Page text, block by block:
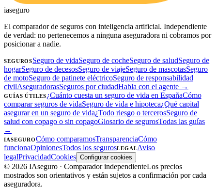
iaseguro
El comparador de seguros con inteligencia artificial. Independiente
de verdad: no pertenecemos a ninguna aseguradora ni cobramos por
posicionar a nadie.
SEGUROSSeguro de vidaSeguro de cocheSeguro de saludSeguro de
hogarSeguro de decesosSeguro de viajeSeguro de mascotasSeguro
de motoSeguro de patinete eléctricoSeguro de responsabilidad
civilAseguradorasSeguros por ciudadHabla con el agente →
GUÍAS ÚTILES¿Cuánto cuesta un seguro de vida en EspañaCómo
comparar seguros de vidaSeguro de vida e hipoteca¿Qué capital
asegurar en un seguro de vida¿Todo riesgo o tercerosSeguro de
salud con copago o sin copagoGlosario de segurosTodas las guías
→
IASEGUROCómo comparamosTransparenciaCómo
funcionaOpinionesTodos los segurosLEGALAviso
legalPrivacidadCookies Configurar cookies
© 2026 IAseguro · Comparador independienteLos precios
mostrados son orientativos y están sujetos a confirmación por cada
aseguradora.